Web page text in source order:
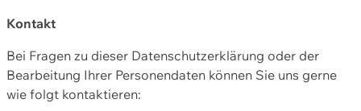
Kontakt
Bei Fragen zu dieser Datenschutzerklärung oder der
Bearbeitung Ihrer Personendaten können Sie uns gerne
wie folgt kontaktieren: